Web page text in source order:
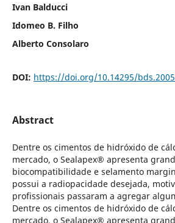
Ivan Balducci
Idomeo B. Filho
Alberto Consolaro
DOI: https://doi.org/10.14295/
Abstract
Dentre os cimentos de hidróxido de
mercado, o Sealapex® apresenta
biocompatibilidade e selamento
possui a radiopacidade desejada,
profissionais passaram a agregar
Dentre os cimentos de hidróxido de
mercado, o Sealapex® apresenta